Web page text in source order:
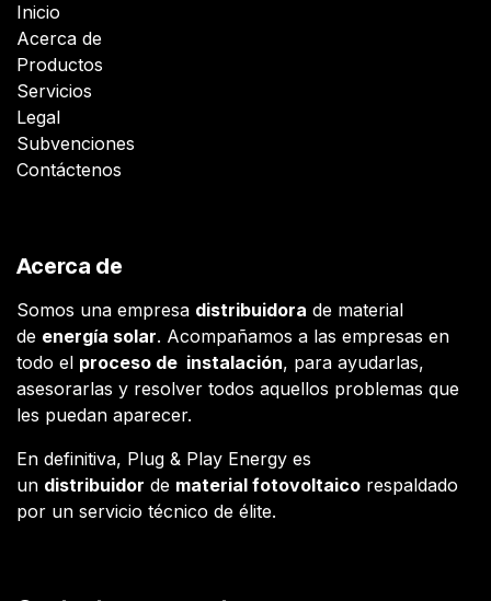
Inicio
Acerca de
Productos
Servicios
Legal
Subvenciones
Contáctenos
Acerca de
Somos una empresa distribuidora de material
de energía solar. Acompañamos a las empresas en
todo el proceso de instalación, para ayudarlas,
asesorarlas y resolver todos aquellos problemas que
les puedan aparecer.
En definitiva, Plug & Play Energy es
un distribuidor de material fotovoltaico respaldado
por un servicio técnico de élite.